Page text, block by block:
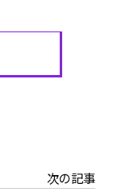
次の記事